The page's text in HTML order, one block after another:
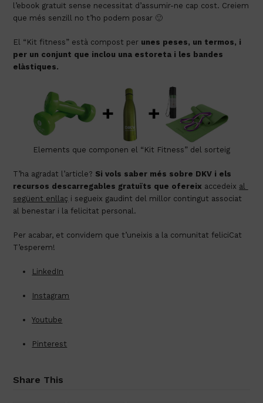
l’ebook gratuït sense necessitat d’assumir-ne cap cost. Creiem
que més senzill no t’ho podem posar 🙂
El “Kit fitness” està compost per unes peses, un termos, i
per un conjunt que inclou una estoreta i les bandes
elàstiques.
Elements que componen el “Kit Fitness” del sorteig
T’ha agradat l’article? Si vols saber més sobre DKV i els
recursos descarregables gratuïts que ofereix accedeix al
següent enllaç i segueix gaudint del millor contingut associat
al benestar i la felicitat personal.
Per acabar, et convidem que t’uneixis a la comunitat feliciCat
T’esperem!
LinkedIn
Instagram
Youtube
Pinterest
Share This